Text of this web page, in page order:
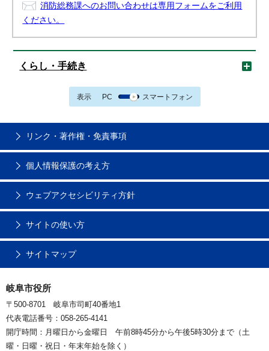
消防総務課へのお問い合わせは専用フォームをご利用
ください。
くらし・手続き
表示 PC スマートフォン
リンク・著作権・免責事項
個人情報保護の考え方
ウェブアクセシビリティ方針
サイトの使い方
サイトマップ
岐阜市役所
〒500-8701 岐阜市司町40番地1
代表電話番号：058-265-4141
開庁時間：月曜日から金曜日 午前8時45分から午後5時30分まで（土
曜・日曜・祝日・年末年始を除く）